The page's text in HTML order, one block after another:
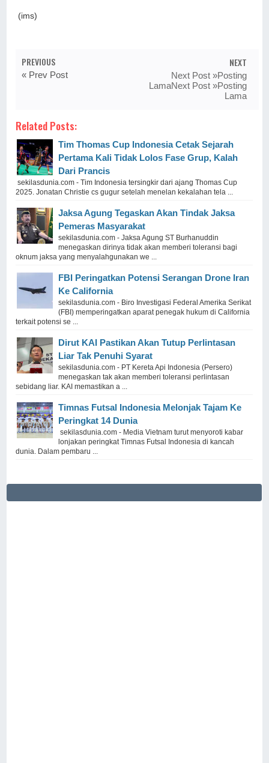
(ims)
PREVIOUS
« Prev Post
NEXT
Next Post »Posting
LamaNext Post »Posting
Lama
Related Posts:
Tim Thomas Cup Indonesia Cetak Sejarah
Pertama Kali Tidak Lolos Fase Grup, Kalah
Dari Prancis
sekilasdunia.com - Tim Indonesia tersingkir dari ajang Thomas Cup
2025. Jonatan Christie cs gugur setelah menelan kekalahan tela ...
Jaksa Agung Tegaskan Akan Tindak Jaksa
Pemeras Masyarakat
sekilasdunia.com - Jaksa Agung ST Burhanuddin
menegaskan dirinya tidak akan memberi toleransi bagi
oknum jaksa yang menyalahgunakan we ...
FBI Peringatkan Potensi Serangan Drone Iran
Ke California
sekilasdunia.com - Biro Investigasi Federal Amerika Serikat
(FBI) memperingatkan aparat penegak hukum di California
terkait potensi se ...
Dirut KAI Pastikan Akan Tutup Perlintasan
Liar Tak Penuhi Syarat
sekilasdunia.com - PT Kereta Api Indonesia (Persero)
menegaskan tak akan memberi toleransi perlintasan
sebidang liar. KAI memastikan a ...
Timnas Futsal Indonesia Melonjak Tajam Ke
Peringkat 14 Dunia
sekilasdunia.com - Media Vietnam turut menyoroti kabar
lonjakan peringkat Timnas Futsal Indonesia di kancah
dunia. Dalam pembaru ...